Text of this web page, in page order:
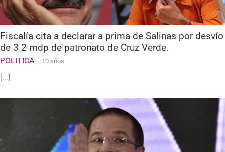
Fiscalía cita a declarar a prima de Salinas por desvío
de 3.2 mdp de patronato de Cruz Verde.
POLITICA 10 años
[...]